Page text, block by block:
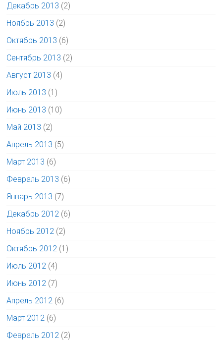
Декабрь 2013 (2)
Ноябрь 2013 (2)
Октябрь 2013 (6)
Сентябрь 2013 (2)
Август 2013 (4)
Июль 2013 (1)
Июнь 2013 (10)
Май 2013 (2)
Апрель 2013 (5)
Март 2013 (6)
Февраль 2013 (6)
Январь 2013 (7)
Декабрь 2012 (6)
Ноябрь 2012 (2)
Октябрь 2012 (1)
Июль 2012 (4)
Июнь 2012 (7)
Апрель 2012 (6)
Март 2012 (6)
Февраль 2012 (2)